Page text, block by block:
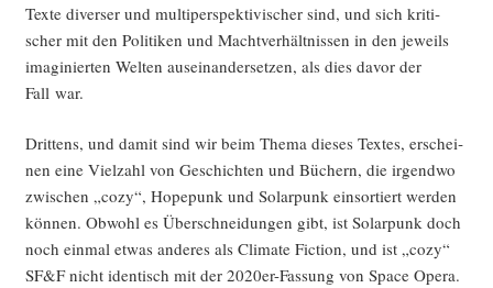
Tex­te diver­ser und mul­ti­per­spek­ti­vi­scher sind, und sich kri­ti­
scher mit den Poli­ti­ken und Macht­ver­hält­nis­sen in den jeweils
ima­gi­nier­ten Wel­ten aus­ein­an­der­set­zen, als dies davor der
Fall war.
Drit­tens, und damit sind wir beim The­ma die­ses Tex­tes, erschei­
nen eine Viel­zahl von Geschich­ten und Büchern, die irgend­wo
zwi­schen „cozy“, Hope­punk und Solar­punk ein­sor­tiert wer­den
kön­nen. Obwohl es Über­schnei­dun­gen gibt, ist Solar­punk doch
noch ein­mal etwas ande­res als Cli­ma­te Fic­tion, und ist „cozy“
SF&F nicht iden­tisch mit der 2020er-Fas­sung von Space Ope­ra.